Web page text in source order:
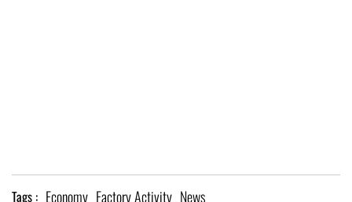
Tags : Economy Factory Activity News